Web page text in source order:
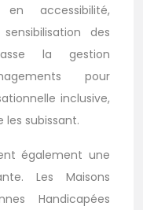
en accessibilité,
des
la gestion
pour
inclusive,
subissant.
également une
Les Maisons
Handicapées